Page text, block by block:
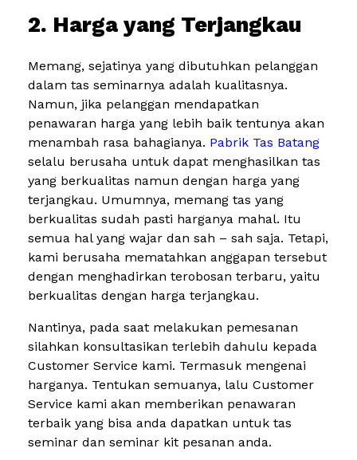
2. Harga yang Terjangkau
Memang, sejatinya yang dibutuhkan pelanggan
dalam tas seminarnya adalah kualitasnya.
Namun, jika pelanggan mendapatkan
penawaran harga yang lebih baik tentunya akan
menambah rasa bahagianya. Pabrik Tas Batang
selalu berusaha untuk dapat menghasilkan tas
yang berkualitas namun dengan harga yang
terjangkau. Umumnya, memang tas yang
berkualitas sudah pasti harganya mahal. Itu
semua hal yang wajar dan sah – sah saja. Tetapi,
kami berusaha mematahkan anggapan tersebut
dengan menghadirkan terobosan terbaru, yaitu
berkualitas dengan harga terjangkau.
Nantinya, pada saat melakukan pemesanan
silahkan konsultasikan terlebih dahulu kepada
Customer Service kami. Termasuk mengenai
harganya. Tentukan semuanya, lalu Customer
Service kami akan memberikan penawaran
terbaik yang bisa anda dapatkan untuk tas
seminar dan seminar kit pesanan anda.